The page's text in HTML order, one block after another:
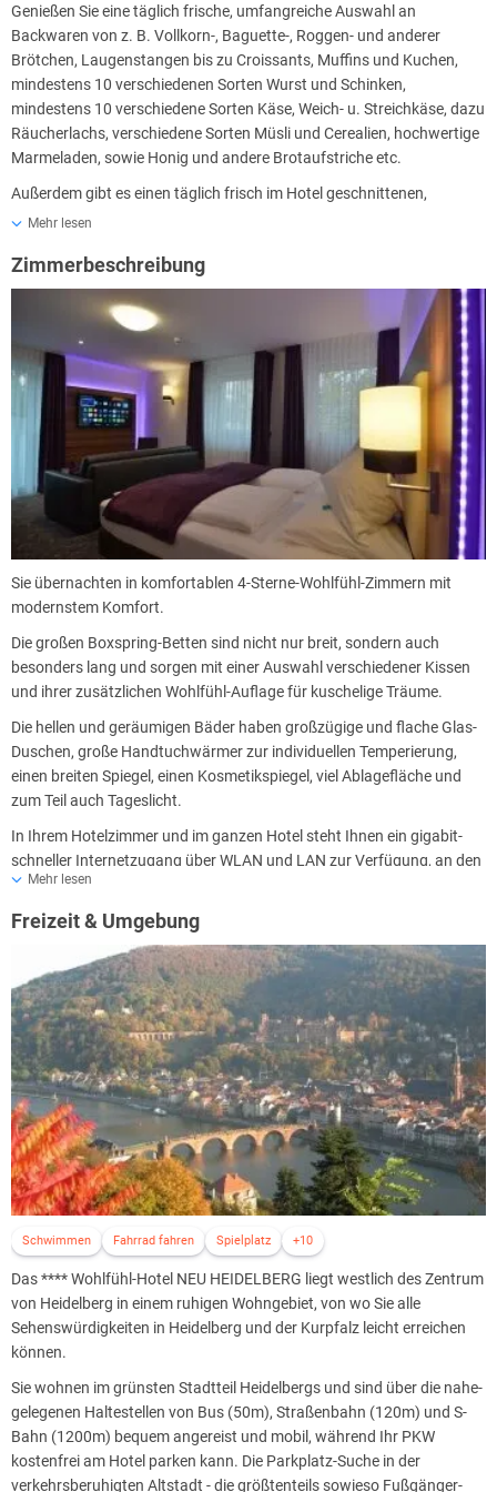
Wellnessanwendungen, Stadtführungen, Kultur-Events, Weinorte,
Planetarium, Freizeit- oder Tierparks - in Heidelberg und der
Umgebung gibt es so viel zu entdecken und das erfahrene
Rezeptions-Team berät Sie gerne ganz persönlich! Sie müssen nur
genügend Zeit mitbringen nach Heidelberg...
Genießen Sie eine täglich frische, umfangreiche Auswahl an
Backwaren von z. B. Vollkorn-, Baguette-, Roggen- und anderer
Brötchen, Laugenstangen bis zu Croissants, Muffins und Kuchen,
mindestens 10 verschiedenen Sorten Wurst und Schinken,
mindestens 10 verschiedene Sorten Käse, Weich- u. Streichkäse, dazu
Räucherlachs, verschiedene Sorten Müsli und Cerealien, hochwertige
Marmeladen, sowie Honig und andere Brotaufstriche etc.
Außerdem gibt es einen täglich frisch im Hotel geschnittenen,
vielseitigen Obstsalat, gekochte Eier, Rührei, gebratene Speckstreifen,
Wählen Sie aus einer breiten Auswahl an Heißgetränken wie Kaffee,
Tee, Kakao oder eine heiße Schokolade, einen Cappuccino, Espresso,
Latte Macchiato und mehr! Außerdem stehen eine Reihe von Säften
zur Verfügung.
Mehr lesen
Zimmerbeschreibung
Sie übernachten in komfortablen 4-Sterne-Wohlfühl-Zimmern mit
modernstem Komfort.
Die großen Boxspring-Betten sind nicht nur breit, sondern auch
besonders lang und sorgen mit einer Auswahl verschiedener Kissen
und ihrer zusätzlichen Wohlfühl-Auflage für kuschelige Träume.
Die hellen und geräumigen Bäder haben großzügige und flache Glas-
Duschen, große Handtuchwärmer zur individuellen Temperierung,
einen breiten Spiegel, einen Kosmetikspiegel, viel Ablagefläche und
zum Teil auch Tageslicht.
In Ihrem Hotelzimmer und im ganzen Hotel steht Ihnen ein gigabit-
schneller Internetzugang über WLAN und LAN zur Verfügung, an den
auch der Smart-TV im Zimmer direkt angeschlossen ist, so dass Sie
auch über den großen FlatScreen Zugang zum Internet haben und
auch Ihren Streaming-Dienst nutzen können.
Generieren Sie über die verschiedenen Möglichkeiten der direkten und
indirekten Beleuchtung ein individuelles, tages- und
stimmungsabhängiges Ambiente in Ihrem Hotelzimmer.
Viele Zimmerkategorien verfügen darüber hinaus auch über ein
Balkon mit Außenbestuhlung, wo geraucht oder in der Sonne ein
Buch gelesen werden kann.
Damit Sie wirklich zur Ruhe kommen, bieten alle Zimmer einen ganz
besonderen Schallschutz und werden beispielsweise über Kühldecken
geräuschlos und zugfrei klimatisiert.
Mehr lesen
Freizeit & Umgebung
Schwimmen Fahrrad fahren Spielplatz +10
Das **** Wohlfühl-Hotel NEU HEIDELBERG liegt westlich des Zentrum
von Heidelberg in einem ruhigen Wohngebiet, von wo Sie alle
Sehenswürdigkeiten in Heidelberg und der Kurpfalz leicht erreichen
können.
Sie wohnen im grünsten Stadtteil Heidelbergs und sind über die nahe-
gelegenen Haltestellen von Bus (50m), Straßenbahn (120m) und S-
Bahn (1200m) bequem angereist und mobil, während Ihr PKW
kostenfrei am Hotel parken kann. Die Parkplatz-Suche in der
verkehrsberuhigten Altstadt - die größtenteils sowieso Fußgänger-